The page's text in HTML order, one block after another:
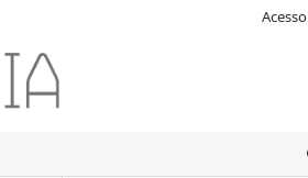
Acesso